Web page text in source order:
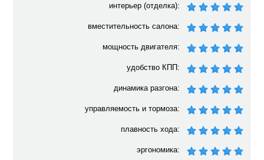
интерьер (отделка):
вместительность салона:
мощность двигателя:
удобство КПП:
динамика разгона:
управляемость и тормоза:
плавность хода:
эргономика: